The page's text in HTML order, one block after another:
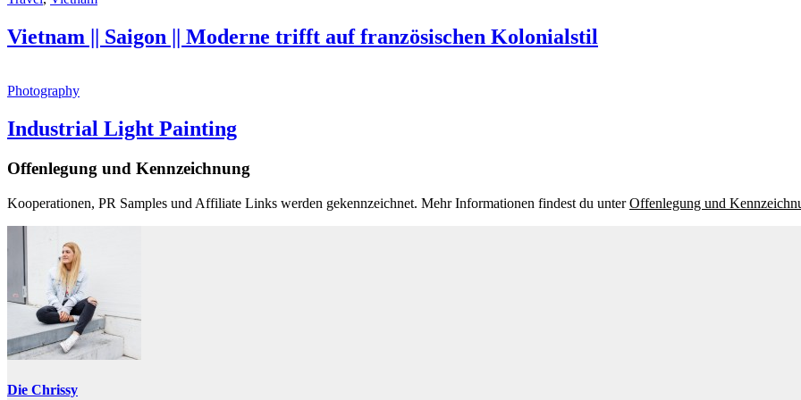
Vietnam || Saigon || Moderne trifft auf französischen Kolonialstil
Photography
Industrial Light Painting
Offenlegung und Kennzeichnung
Kooperationen, PR Samples und Affiliate Links werden gekennzeichnet. Mehr Informationen findest du unterOffenlegung und
Die Chrissy